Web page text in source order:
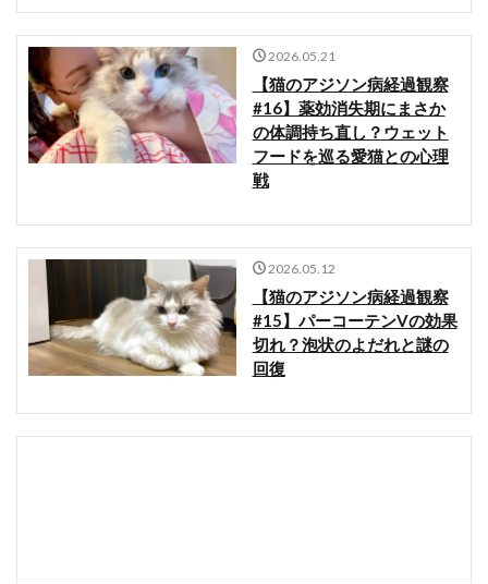
2026.05.21
【猫のアジソン病経過観察
#16】薬効消失期にまさか
の体調持ち直し？ウェット
フードを巡る愛猫との心理
戦
2026.05.12
【猫のアジソン病経過観察
#15】パーコーテンVの効果
切れ？泡状のよだれと謎の
回復